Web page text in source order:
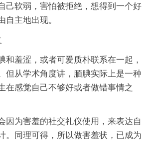
己软弱，害怕被拒绝，想得到一个好
自主地出现。
和羞涩，或者可爱质朴联系在一起，
但从学术角度讲，腼腆实际上是一种
在感觉自己不够好或者做错事情之
因为害羞的社交礼仪使用，来表达自
。同理可得，所以做害羞状，已成为